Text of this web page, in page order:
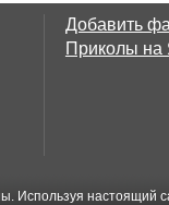
Добавить
Приколы
Используя настоящий